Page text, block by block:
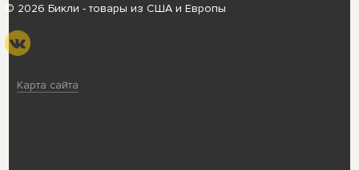
© 2026 Бикли - товары из США и Европы
Карта сайта